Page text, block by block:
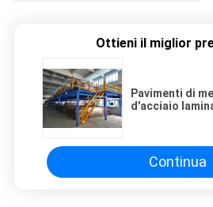
Ottieni il miglior
Pavimenti di
d'acciaio
Continua